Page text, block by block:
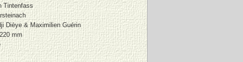
Tintenfass
Dièye & Maximilien Guérin
mm